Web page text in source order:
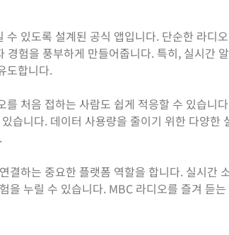
있도록 설계된 공식 앱입니다. 단순한 라디
험을 풍부하게 만들어줍니다. 특히, 실시간
도합니다.
처음 접하는 사람도 쉽게 적응할 수 있습니
습니다. 데이터 사용량을 줄이기 위한 다양한
하는 중요한 플랫폼 역할을 합니다. 실시간
누릴 수 있습니다. MBC 라디오를 즐겨 듣